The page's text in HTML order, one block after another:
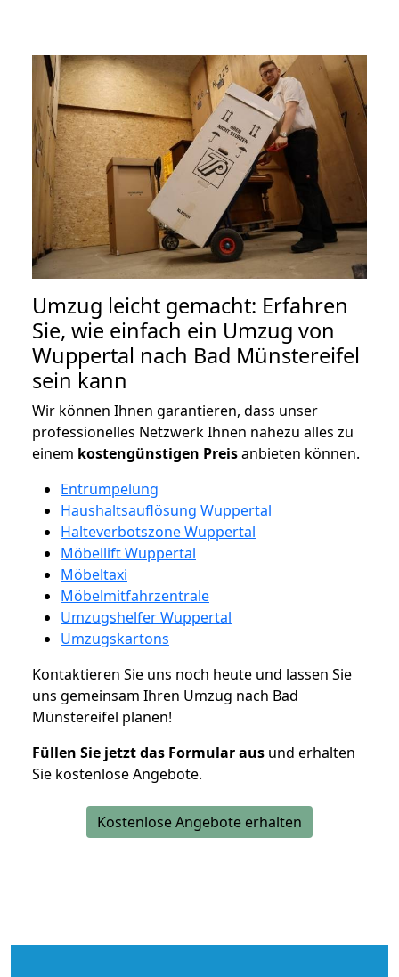
Umzug leicht gemacht: Erfahren
Sie, wie einfach ein Umzug von
Wuppertal nach Bad Münstereifel
sein kann
Wir können Ihnen garantieren, dass unser
professionelles Netzwerk Ihnen nahezu alles zu
einem kostengünstigen Preisanbieten können.
Entrümpelung
Haushaltsauflösung Wuppertal
Halteverbotszone Wuppertal
Möbellift Wuppertal
Möbeltaxi
Möbelmitfahrzentrale
Umzugshelfer Wuppertal
Umzugskartons
Kontaktieren Sie uns noch heute und lassen Sie
uns gemeinsam Ihren Umzug nach Bad
Münstereifel planen!
Füllen Sie jetzt das Formular aus und erhalten
Sie kostenlose Angebote.
Kostenlose Angebote erhalten